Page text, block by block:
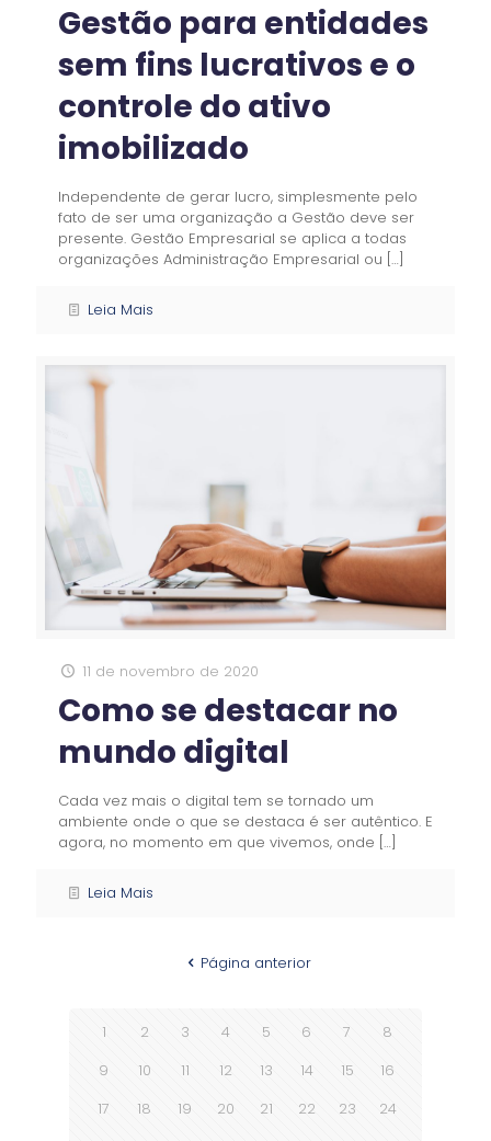
Gestão para entidades
sem fins lucrativos e o
controle do ativo
imobilizado
Independente de gerar lucro, simplesmente pelo
fato de ser uma organização a Gestão deve ser
presente. Gestão Empresarial se aplica a todas
organizações Administração Empresarial ou […]
Leia Mais
11 de novembro de 2020
Como se destacar no
mundo digital
Cada vez mais o digital tem se tornado um
ambiente onde o que se destaca é ser autêntico. E
agora, no momento em que vivemos, onde […]
Leia Mais
Página anterior
1 2 3 4 5 6 7
8
9
10 11 12 13 14 15
16
17
18 19 20 21 22 23
24